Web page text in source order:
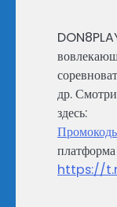
др.
здесь:
https://